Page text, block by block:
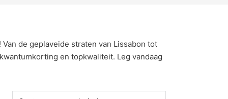
de geplaveide straten van Lissabon tot
en topkwaliteit. Leg vandaag